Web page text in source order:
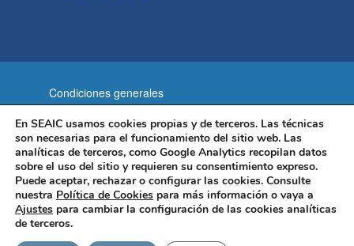
Condiciones generales
Política de privacidad
Política de cookies
Aviso legal
Mapa del sitio
Sociedad Española de Alergología e Inmunología Clínica
(SEAIC) | C/ Agustín de Foxá 25, 28036 Madrid
En SEAIC usamos cookies propias y de terceros. Las técnicas
son necesarias para el funcionamiento del sitio web. Las
analíticas de terceros, como Google Analytics recopilan datos
sobre el uso del sitio y requieren su consentimiento expreso.
Puede aceptar, rechazar o configurar las cookies. Consulte
nuestra Política de Cookies para más información o vaya a
Ajustes para cambiar la configuración de las cookies analíticas
de terceros.